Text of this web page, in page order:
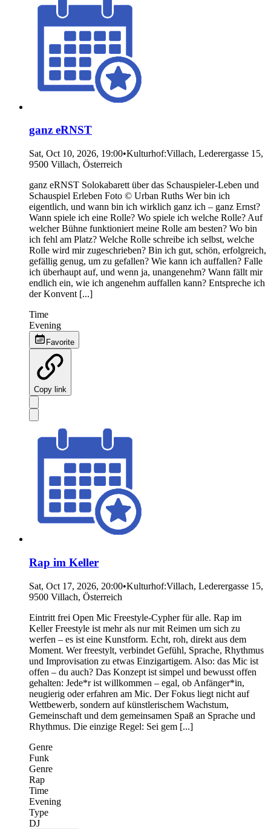
ganz eRNST
Sat, Oct 10, 2026, 19:00•Kulturhof:Villach, Lederergasse 15,
9500 Villach, Österreich
ganz eRNST Solokabarett über das Schauspieler-Leben und
Schauspiel Erleben Foto © Urban Ruths Wer bin ich
eigentlich, und wann bin ich wirklich ganz ich – ganz Ernst?
Wann spiele ich eine Rolle? Wo spiele ich welche Rolle? Auf
welcher Bühne funktioniert meine Rolle am besten? Wo bin
ich fehl am Platz? Welche Rolle schreibe ich selbst, welche
Rolle wird mir zugeschrieben? Bin ich gut, schön, erfolgreich,
gefällig genug, um zu gefallen? Wie kann ich auffallen? Falle
ich überhaupt auf, und wenn ja, unangenehm? Wann fällt mir
endlich ein, wie ich angenehm auffallen kann? Entspreche ich
der Konvent [...]
Time
Evening
Favorite
Copy link
Rap im Keller
Sat, Oct 17, 2026, 20:00•Kulturhof:Villach, Lederergasse 15,
9500 Villach, Österreich
Eintritt frei Open Mic Freestyle-Cypher für alle. Rap im
Keller Freestyle ist mehr als nur mit Reimen um sich zu
werfen – es ist eine Kunstform. Echt, roh, direkt aus dem
Moment. Wer freestylt, verbindet Gefühl, Sprache, Rhythmus
und Improvisation zu etwas Einzigartigem. Also: das Mic ist
offen – du auch? Das Konzept ist simpel und bewusst offen
gehalten: Jede*r ist willkommen – egal, ob Anfänger*in,
neugierig oder erfahren am Mic. Der Fokus liegt nicht auf
Wettbewerb, sondern auf künstlerischem Wachstum,
Gemeinschaft und dem gemeinsamen Spaß an Sprache und
Rhythmus. Die einzige Regel: Sei gem [...]
Genre
Funk
Genre
Rap
Time
Evening
Type
DJ